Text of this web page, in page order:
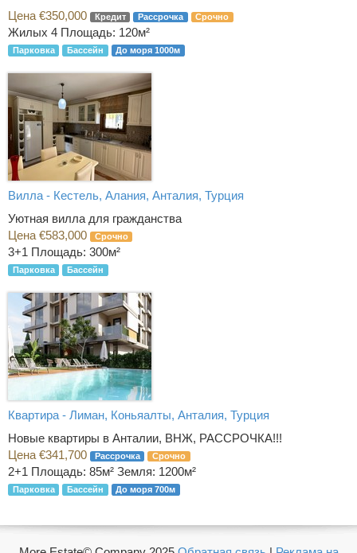
Цена €350,000
Кредит Рассрочка Срочно
Жилых 4 Площадь: 120м²
Парковка Бассейн До моря 1000м
Вилла - Кестель, Алания, Анталия, Турция
Уютная вилла для гражданства
Цена €583,000
Срочно
3+1 Площадь: 300м²
Парковка Бассейн
Квартира - Лиман, Коньяалты, Анталия, Турция
Новые квартиры в Анталии, ВНЖ, РАССРОЧКА!!!
Цена €341,700
Рассрочка Срочно
2+1 Площадь: 85м² Земля: 1200м²
Парковка Бассейн До моря 700м